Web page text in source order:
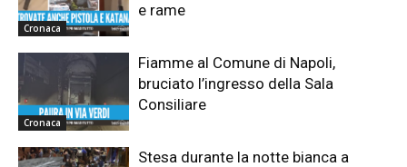
Cronaca
e rame
Cronaca
Fiamme al Comune di Napoli,
bruciato l’ingresso della Sala
Consiliare
Stesa durante la notte bianca a